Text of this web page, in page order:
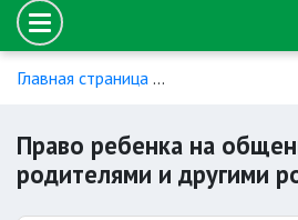
Главная страница
Право ребенка на
родителями и другими